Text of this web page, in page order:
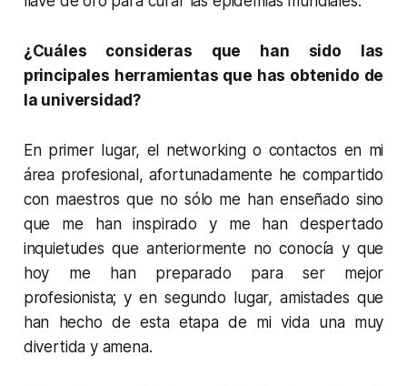
¿Cuáles consideras que han sido las
principales herramientas que has obtenido de
la universidad?
En primer lugar, el networkingo contactos en mi
área profesional, afortunadamente he compartido
con maestros que no sólo me han enseñado sino
que me han inspirado y me han despertado
inquietudes que anteriormente no conocía y que
hoy me han preparado para ser mejor
profesionista; y en segundo lugar, amistades que
han hecho de esta etapa de mi vida una muy
divertida y amena.